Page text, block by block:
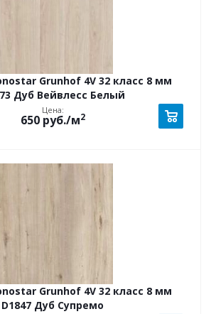
Grunhof 4V 32 класс 8 мм
Дуб Вейвлесс Белый
Цена:
650руб./м2
Grunhof 4V 32 класс 8 мм
D1847 Дуб Супремо